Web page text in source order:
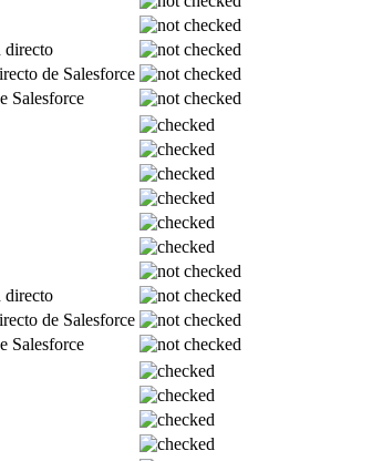
directo
de Salesforce
Salesforce
directo
de Salesforce
Salesforce